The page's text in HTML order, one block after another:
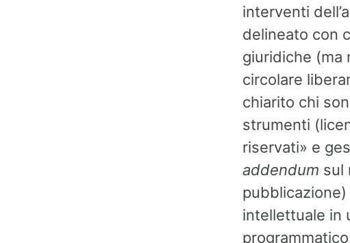
interventi
delineato con
giuridiche (ma
circolare
chiarito chi
strumenti
riservati» e
addendum sul
intellettuale in